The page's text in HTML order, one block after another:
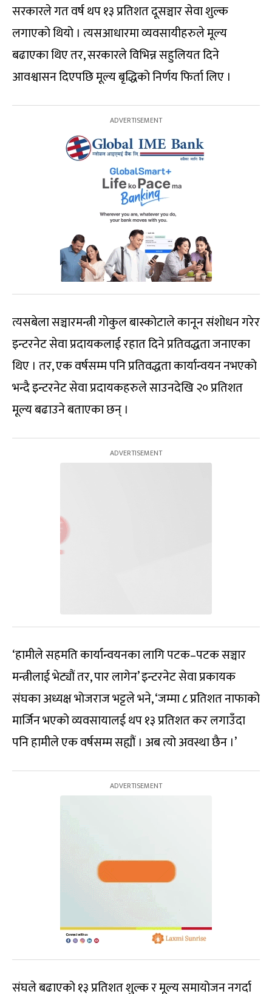
सरकारले गत वर्ष थप १३ प्रतिशत दूसञ्चार सेवा शुल्क
लगाएको थियो । त्यसआधारमा व्यवसायीहरुले मूल्य
बढाएका थिए तर, सरकारले विभिन्न सहुलियत दिने
आवश्वासन दिएपछि मूल्य बृद्धिको निर्णय फिर्ता लिए ।
त्यसबेला सञ्चारमन्त्री गोकुल बास्कोटाले कानून संशोधन गरेर
इन्टरनेट सेवा प्रदायकलाई रहात दिने प्रतिवद्धता जनाएका
थिए । तर, एक वर्षसम्म पनि प्रतिवद्धता कार्यान्वयन नभएको
भन्दै इन्टरनेट सेवा प्रदायकहरुले साउनदेखि २० प्रतिशत
मूल्य बढाउने बताएका छन् ।
‘हामीले सहमति कार्यान्वयनका लागि पटक–पटक सञ्चार
मन्त्रीलाई भेट्यौं तर, पार लागेन’ इन्टरनेट सेवा प्रकायक
संघका अध्यक्ष भोजराज भट्टले भने, ‘जम्मा ८ प्रतिशत नाफाको
मार्जिन भएको व्यवसायालई थप १३ प्रतिशत कर लगाउँदा
पनि हामीले एक वर्षसम्म सह्यौं । अब त्यो अवस्था छैन ।’
संघले बढाएको १३ प्रतिशत शुल्क र मूल्य समायोजन नगर्दा